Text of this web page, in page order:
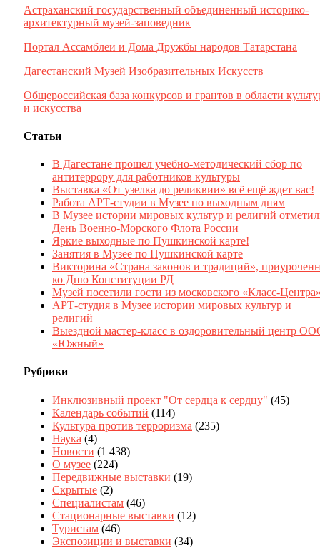
Астраханский государственный объединенный историко-
архитектурный музей-заповедник
Портал Ассамблеи и Дома Дружбы народов Татарстана
Дагестанский Музей Изобразительных Искусств
Общероссийская база конкурсов и грантов в области
и искусства
Статьи
В Дагестане прошел учебно-методический сбор по
антитеррору для работников культуры
Выставка «От узелка до реликвии» всё ещё ждет вас!
Работа АРТ-студии в Музее по выходным дням
В Музее истории мировых культур и религий
День Военно-Морского Флота России
Яркие выходные по Пушкинской карте!
Занятия в Музее по Пушкинской карте
Викторина «Страна законов и традиций»,
ко Дню Конституции РД
Музей посетили гости из московского «Класс-
АРТ-студия в Музее истории мировых культур и
религий
Выездной мастер-класс в оздоровительный центр
«Южный»
Рубрики
Инклюзивный проект "От сердца к сердцу" (45)
Календарь событий (114)
Культура против терроризма (235)
Наука (4)
Новости (1 438)
О музее (224)
Передвижные выставки (19)
Скрытые (2)
Специалистам (46)
Стационарные выставки (12)
Туристам (46)
Экспозиции и выставки (34)